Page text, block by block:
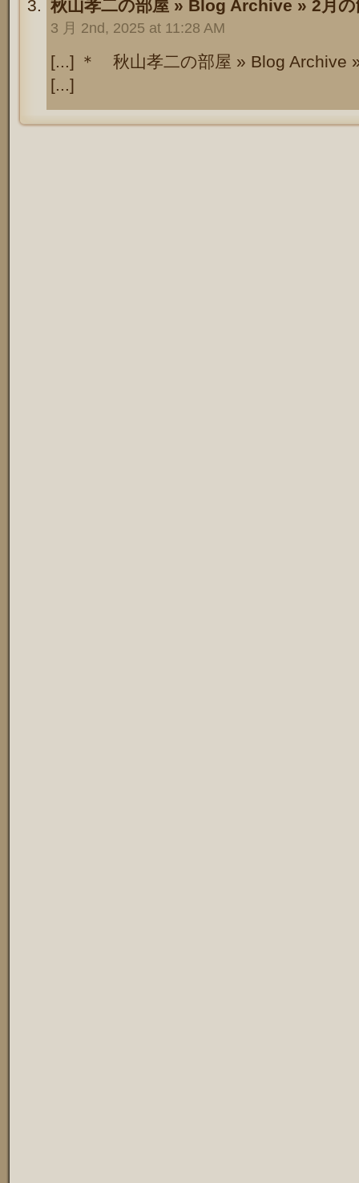
秋山孝二の部屋 » Blog Archive » 2月の
3 月 2nd, 2025 at 11:28 AM
[...] ＊ 秋山孝二の部屋 » Blog Archive
[...]